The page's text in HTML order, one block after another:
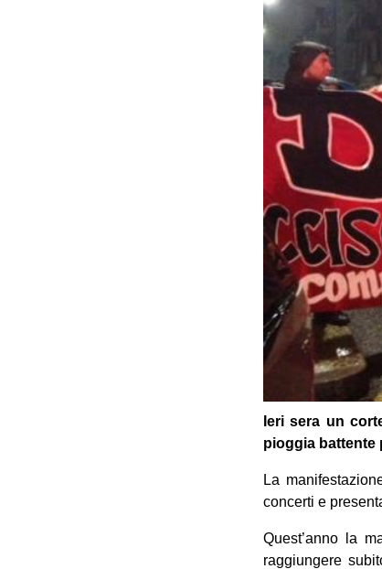
Ieri sera un
pioggia battente
La
concerti e
Quest’anno la
raggiungere